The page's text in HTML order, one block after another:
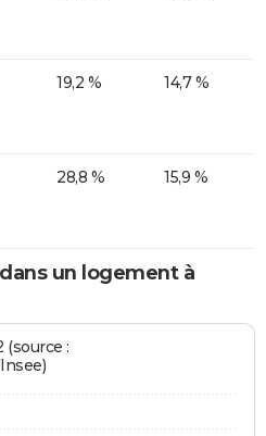
19,2 % 14,7 %
28,8 % 15,9 %
un logement à
: